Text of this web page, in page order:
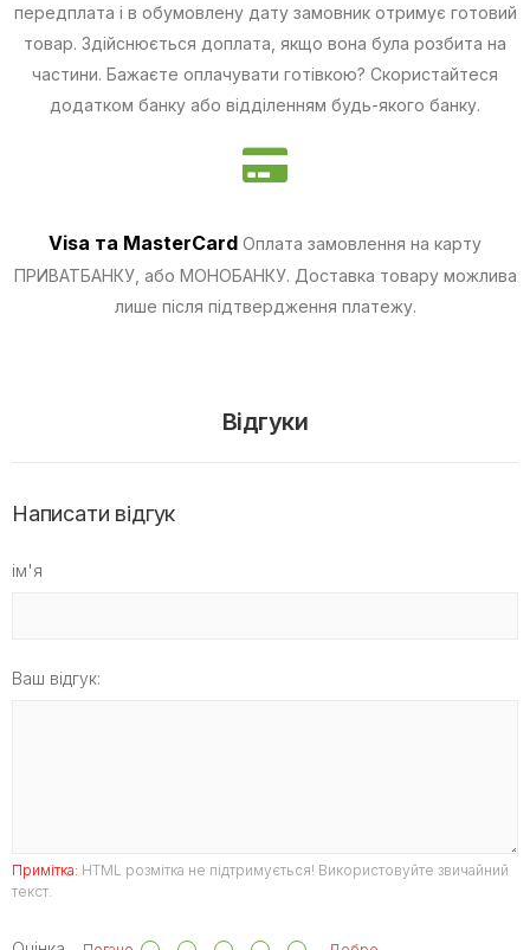
передплата і в обумовлену дату замовник отримує готовий
товар. Здійснюється доплата, якщо вона була розбита на
частини. Бажаєте оплачувати готівкою? Скористайтеся
додатком банку або відділенням будь-якого банку.
Visa та MasterCard Оплата замовлення на карту
ПРИВАТБАНКУ, або МОНОБАНКУ. Доставка товару можлива
лише після підтвердження платежу.
Відгуки
Написати відгук
ім'я
Ваш відгук:
Примітка: HTML розмітка не підтримується! Використовуйте звичайний
текст.